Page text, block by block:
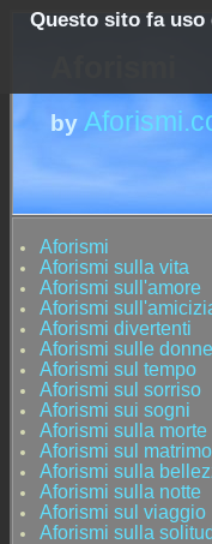
Questo sito fa
by
Aforismi
Aforismi sulla vita
Aforismi sull'amore
Aforismi
Aforismi divertenti
Aforismi sulle donne
Aforismi sul tempo
Aforismi sul sorriso
Aforismi sui sogni
Aforismi sulla morte
Aforismi sul
Aforismi sulla
Aforismi sulla notte
Aforismi sul viaggio
Aforismi sulla